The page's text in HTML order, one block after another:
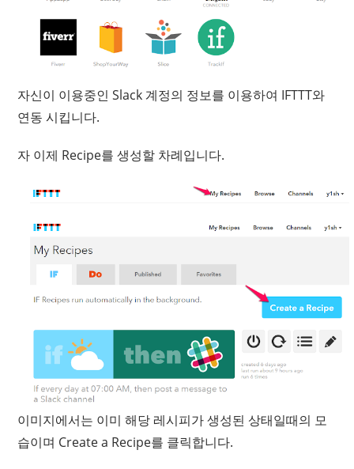
자신이 이용중인 Slack 계정의 정보를 이용하여 IFTTT와
연동 시킵니다.
자 이제 Recipe를 생성할 차례입니다.
이미지에서는 이미 해당 레시피가 생성된 상태일때의 모
습이며 Create a Recipe를 클릭합니다.